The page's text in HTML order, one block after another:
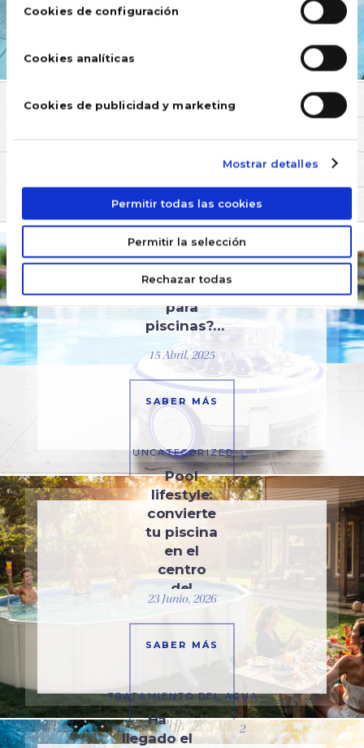
Cookies de configuración
Cookies analíticas
Cookies de publicidad y marketing
Mostrar detalles
Permitir todas las cookies
Permitir la selección
Rechazar todas
TAMBIÉN TE PUEDE INTERESAR
EQUIPAMIENTO
¿Cómo
usar un
limpiafondos
automático
para
piscinas?…
15 Abril, 2025
SABER MÁS
UNCATEGORIZED
Pool
lifestyle:
convierte
tu piscina
en el
centro
del
verano
23 Junio, 2026
SABER MÁS
TRATAMIENTO DEL AGUA
Ha
llegado el
2